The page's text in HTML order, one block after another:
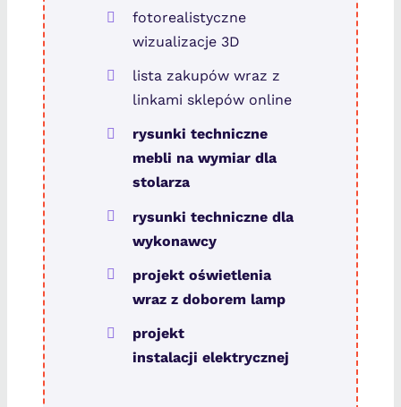
fotorealistyczne
wizualizacje 3D
lista zakupów wraz z
linkami sklepów online
rysunki techniczne
mebli na wymiar dla
stolarza
rysunkitechniczne dla
wykonawcy
projekt oświetlenia
wraz z doborem lamp
projekt
instalacji elektrycznej